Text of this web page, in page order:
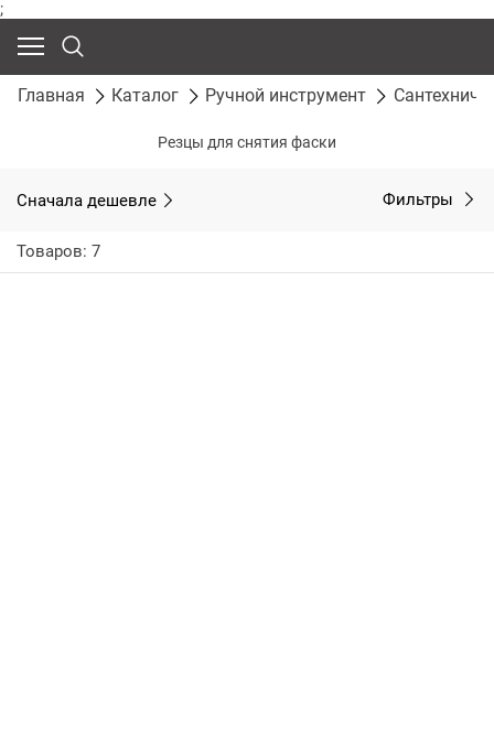
;
Главная Каталог Ручной инструмент
Резцы для снятия фаски
Сначала дешевле Фильтры
Товаров: 7